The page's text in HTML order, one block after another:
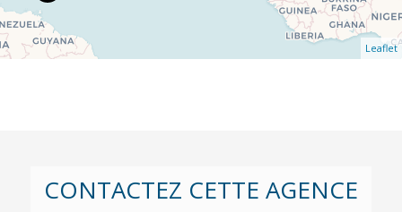
Leaflet
CONTACTEZ CETTE AGENCE